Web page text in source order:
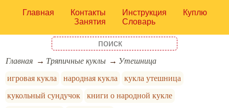
Главная Контакты Инструкция
Куплю
Занятия
Словарь
Главная Тряпичные куклы
Утешница
игровая кукла
народная кукла
кукла утешница
кукольный сундучок
книги о народной кукле